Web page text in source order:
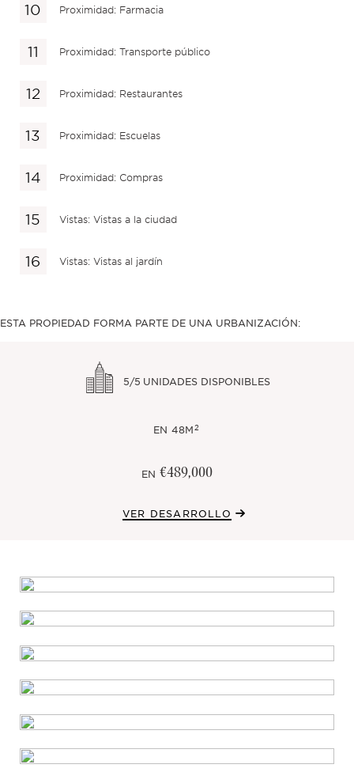
Proximidad: Farmacia
Proximidad: Transporte público
Proximidad: Restaurantes
Proximidad: Escuelas
Proximidad: Compras
Vistas: Vistas a la ciudad
Vistas: Vistas al jardín
ESTA PROPIEDAD FORMA PARTE DE UNA URBANIZACIÓN:
5/5 UNIDADES DISPONIBLES
EN 48M2
EN €489,000
VER DESARROLLO